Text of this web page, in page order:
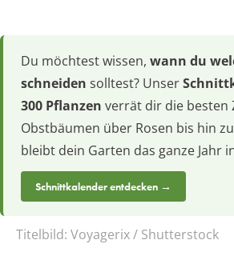
Du möchtest wissen, wann du
schneiden solltest? Unser
300 Pflanzen verrät dir die besten
Obstbäumen über Rosen bis hin
bleibt dein Garten das ganze Jahr
Schnittkalender entdecken →
Titelbild: Voyagerix / Shutterstock